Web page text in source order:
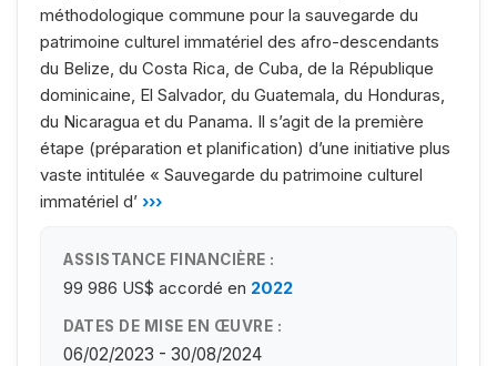
méthodologique commune pour la sauvegarde du
patrimoine culturel immatériel des afro-descendants
du Belize, du Costa Rica, de Cuba, de la République
dominicaine, El Salvador, du Guatemala, du Honduras,
du Nicaragua et du Panama. Il s’agit de la première
étape (préparation et planification) d’une initiative plus
vaste intitulée « Sauvegarde du patrimoine culturel
immatériel d’ ›››
ASSISTANCE FINANCIÈRE :
99 986 US$ accordé en 2022
DATES DE MISE EN ŒUVRE :
06/02/2023 - 30/08/2024